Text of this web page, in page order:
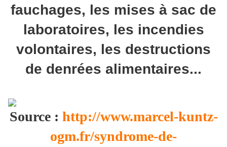
fauchages, les mises à sac de
laboratoires, les incendies
volontaires, les destructions
de denrées alimentaires...
Source : http://www.marcel-kuntz-
ogm.fr/syndrome-de-